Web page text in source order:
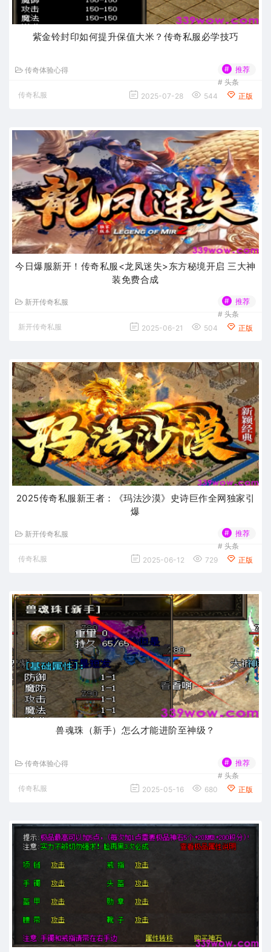
紫金铃封印如何提升保值大米？传奇私服必学技巧
传奇体验心得 #
推荐
# 头条
传奇私服
2025-07-28 544 正版
今日爆服新开！传奇私服<龙凤迷失>东方秘境开启 三大神
装免费合成
新开传奇私服 #
推荐
# 头条
新开传奇私服
2025-06-21 504 正版
2025传奇私服新王者：《玛法沙漠》史诗巨作全网独家引
爆
新开传奇私服 #
推荐
# 头条
传奇私服
2025-06-12 729 正版
兽魂珠（新手）怎么才能进阶至神级？
传奇体验心得 #
推荐
# 头条
传奇私服
2025-05-16 680 正版